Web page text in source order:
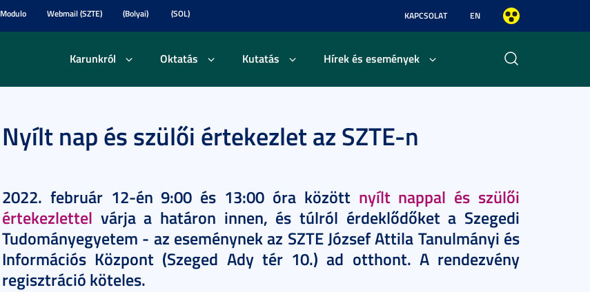
Modulo Webmail (SZTE) (Bolyai) (SOL) KAPCSOLAT EN
Karunkról Oktatás Kutatás Hírek és események
Nyílt nap és szülői értekezlet az SZTE-n
2022. február 12-én 9:00 és 13:00 óra között nyílt nappal és szülői
értekezlettel várja a határon innen, és túlról érdeklődőket a Szegedi
Tudományegyetem - az eseménynek az SZTE József Attila Tanulmányi és
Információs Központ (Szeged Ady tér 10.) ad otthont. A rendezvény
regisztráció köteles.